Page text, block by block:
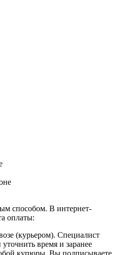
способом. В интернет-
оплаты:
(курьером). Специалист
время и заранее
купюры. Вы подписываете